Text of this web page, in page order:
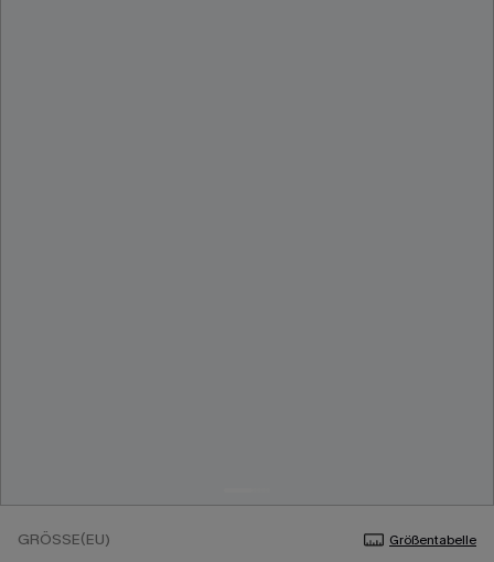
GRÖSSE(EU) Größentabelle